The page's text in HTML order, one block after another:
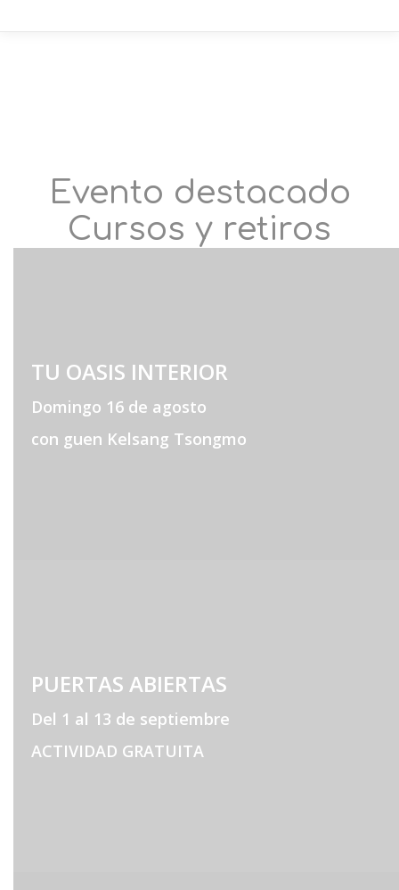
Evento destacado
Cursos y retiros
TU OASIS INTERIOR
Domingo 16 de agosto
con guen Kelsang Tsongmo
PUERTAS ABIERTAS
Del 1 al 13 de septiembre
ACTIVIDAD GRATUITA